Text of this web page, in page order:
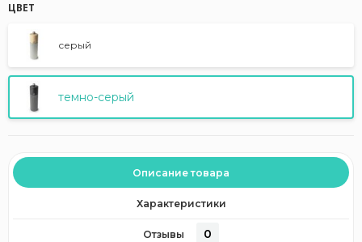
ЦВЕТ
серый
темно-серый
Описание товара
Характеристики
Отзывы 0